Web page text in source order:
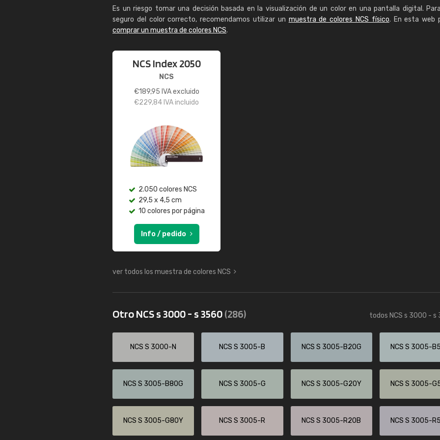
Es un riesgo tomar una decisión basada en la visualización de un color en una pantalla digital.
seguro del color correcto, recomendamos utilizar un muestra de colores NCS físico. En esta web
comprar un muestra de colores NCS.
NCS Index 2050
NCS
€189,95 IVA excluido
€229,84 IVA incluido
2.050 colores NCS
29,5 x 4,5 cm
10 colores por página
Info / pedido
ver todos los muestra de colores NCS
Otro NCS s 3000 - s 3560(286) todos NCS s 3000 - s
NCS S 3000-N NCS S 3005-B NCS S 3005-B20G NCS S 3005-
NCS S 3005-B80G NCS S 3005-G NCS S 3005-G20Y NCS S 3005-
NCS S 3005-G80Y NCS S 3005-R NCS S 3005-R20B NCS S 3005-